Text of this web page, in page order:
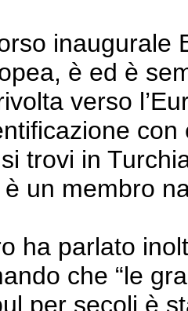
inaugurale
è ed è
verso
trovi in
un membro
ha parlato
che “le
per secoli è